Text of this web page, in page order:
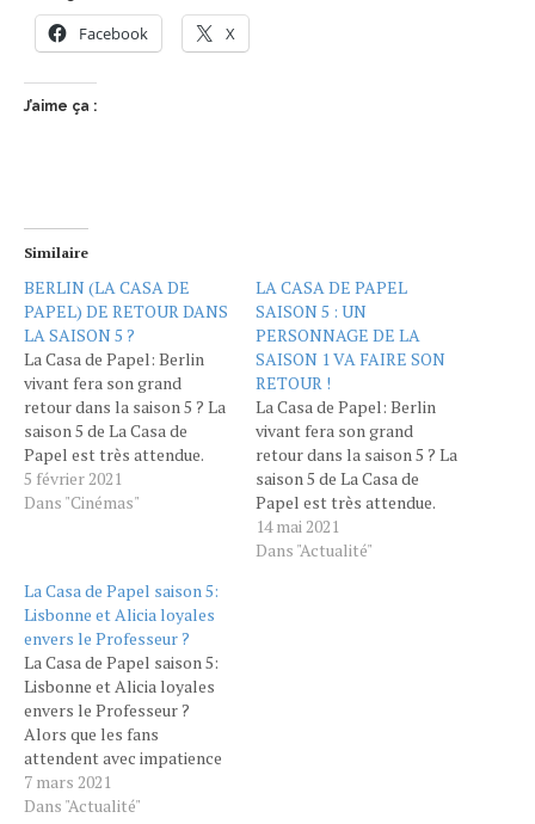
Facebook X
J’aime ça :
Similaire
BERLIN (LA CASA DE
PAPEL) DE RETOUR DANS
LA SAISON 5 ?
La Casa de Papel: Berlin
vivant fera son grand
retour dans la saison 5 ? La
saison 5 de La Casa de
Papel est très attendue.
Quelques infos
commencent même à fuiter.
les téléspectateurs sont
très attachés…
5 février 2021
Dans "Cinémas"
LA CASA DE PAPEL
SAISON 5 : UN
PERSONNAGE DE LA
SAISON 1 VA FAIRE SON
RETOUR !
La Casa de Papel: Berlin
vivant fera son grand
retour dans la saison 5 ? La
saison 5 de La Casa de
Papel est très attendue.
Quelques infos
commencent même à fuiter.
14 mai 2021
Dans "Actualité"
La Casa de Papel saison 5:
Lisbonne et Alicia loyales
envers le Professeur ?
La Casa de Papel saison 5:
Lisbonne et Alicia loyales
envers le Professeur ?
Alors que les fans
attendent avec impatience
la saison 5 de La Casa de
Papel, certains se
7 mars 2021
Dans "Actualité"